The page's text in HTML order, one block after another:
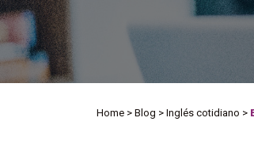
Home > Blog > Inglés cotidiano >